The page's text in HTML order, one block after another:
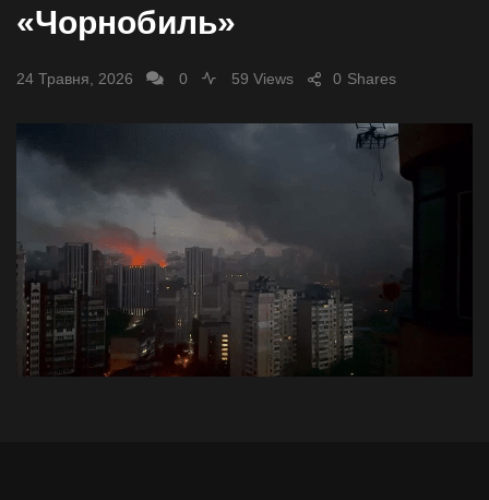
«Чорнобиль»
24 Травня, 2026 0 59 Views Shares
0